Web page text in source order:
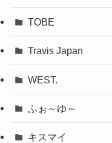
TOBE
Travis Japan
WEST.
ふぉ～ゆ～
キスマイ